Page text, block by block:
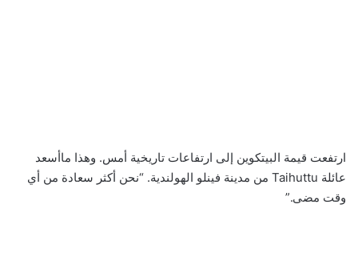
ارتفعت قيمة البيتكوين إلى ارتفاعات تاريخية أمس. وهذا ماأسعد
عائلة Taihuttu من مدينة فينلو الهولندية. “نحن أكثر سعادة من أي
وقت مضى.”